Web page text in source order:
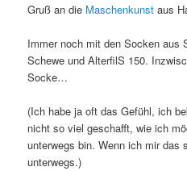
Gruß an die Maschenkunst aus
Immer noch mit den Socken aus
Schewe und AlterfilS 150.
Socke…
(Ich habe ja oft das Gefühl, ich
nicht so viel geschafft, wie ich
unterwegs bin. Wenn ich mir
unterwegs.)